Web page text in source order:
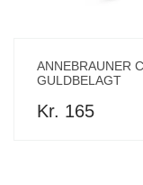
ANNEBRAUNER
GULDBELAGT
Kr. 165